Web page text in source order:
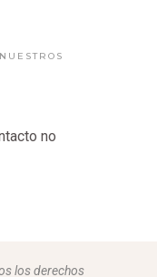
no
los derechos